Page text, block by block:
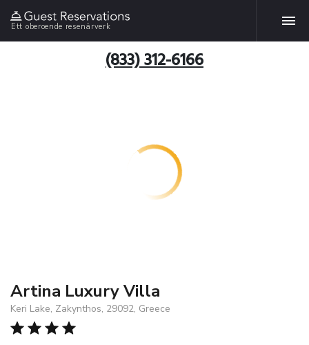
Ett oberoende resenärverk
(833) 312-6166
Artina Luxury Villa
Keri Lake, Zakynthos, 29092, Greece